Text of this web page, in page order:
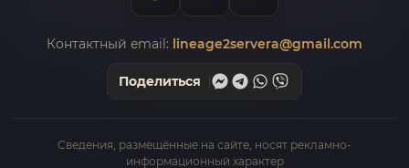
Контактный email: lineage2servera@gmail.com
Поделиться
Сведения, размещённые на сайте, носят рекламно-
информационный характер